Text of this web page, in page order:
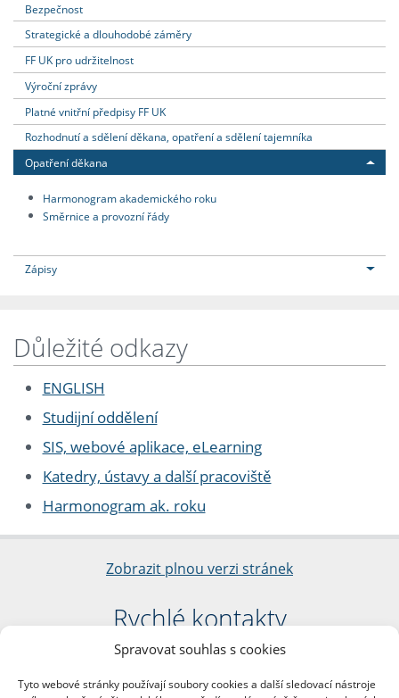
Spravovat souhlas s cookies
Tyto webové stránky používají soubory cookies a další sledovací nástroje
Bezpečnost
Strategické a dlouhodobé záměry
FF UK pro udržitelnost
Výroční zprávy
Platné vnitřní předpisy FF UK
Rozhodnutí a sdělení děkana, opatření a sdělení tajemníka
Opatření děkana
Harmonogram akademického roku
Směrnice a provozní řády
Zápisy
Důležité odkazy
ENGLISH
Studijní oddělení
SIS, webové aplikace, eLearning
Katedry, ústavy a další pracoviště
Harmonogram ak. roku
Zobrazit plnou verzi stránek
Rychlé kontakty
Filozofická fakulta
nám. Jana Palacha 1/2